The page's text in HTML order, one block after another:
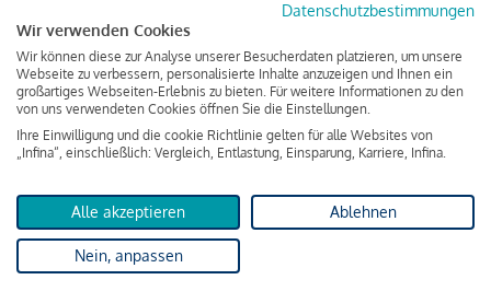
Brixner Straße 2/4
6020 Innsbruck
T+43 512 584380
office@infina.at
Impressum
Datenschutz & Cookies
Datenschutzbestimmungen
Wir verwenden Cookies
Wir können diese zur Analyse unserer Besucherdaten platzieren, um unsere
Webseite zu verbessern, personalisierte Inhalte anzuzeigen und Ihnen ein
großartiges Webseiten-Erlebnis zu bieten. Für weitere Informationen zu den
von uns verwendeten Cookies öffnen Sie die Einstellungen.
Ihre Einwilligung und die cookie Richtlinie gelten für alle Websites von
„Infina“, einschließlich: Vergleich, Entlastung, Einsparung, Karriere, Infina.
Alle akzeptieren Ablehnen
Nein, anpassen